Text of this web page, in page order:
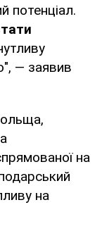
потенціал.
— заявив
на
на